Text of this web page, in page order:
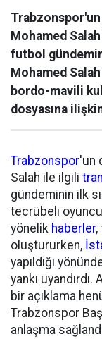
Trabzonspor'un
Mohamed
futbol
Mohamed
bordo-mavili
dosyasına
Trabzonspor'un
Salah ile ilgili
gündeminin ilk
tecrübeli
yönelik haberler,
oluştururken,
yapıldığı
yankı
bir açıklama
Trabzonspor
anlaşma